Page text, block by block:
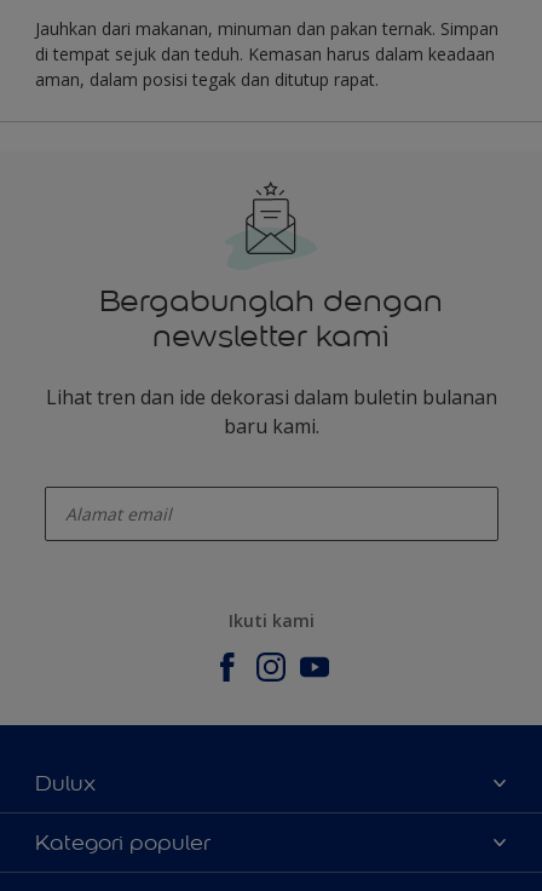
Jauhkan dari makanan, minuman dan pakan ternak. Simpan
di tempat sejuk dan teduh. Kemasan harus dalam keadaan
aman, dalam posisi tegak dan ditutup rapat.
Bergabunglah dengan
newsletter kami
Lihat tren dan ide dekorasi dalam buletin bulanan
baru kami.
Ikuti kami
Dulux
Tentang Kami
Contact us
Kategori populer